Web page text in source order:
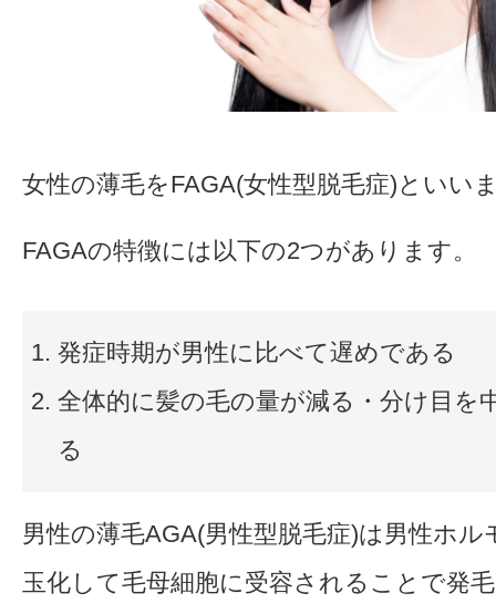
女性の薄毛をFAGA(女性型脱毛症)といい
FAGAの特徴には以下の2つがあります。
発症時期が男性に比べて遅めである
全体的に髪の毛の量が減る・分け目を
る
男性の薄毛AGA(男性型脱毛症)は男性ホル
玉化して毛母細胞に受容されることで発